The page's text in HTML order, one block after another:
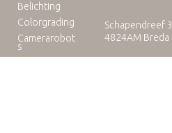
Belichting
Colorgrading
Camerarobot
s
Schapendreef 3
4824AM Breda